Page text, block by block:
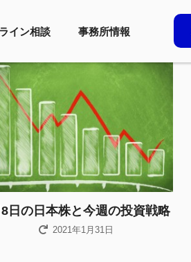
イン相談 事務所情報
日の日本株と今週の投資戦略
2021年1月31日